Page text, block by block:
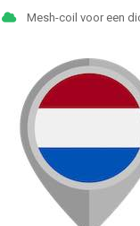
Mesh-coil voor een